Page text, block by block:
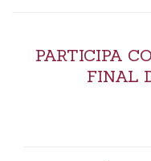
PARTICIPA
FINAL